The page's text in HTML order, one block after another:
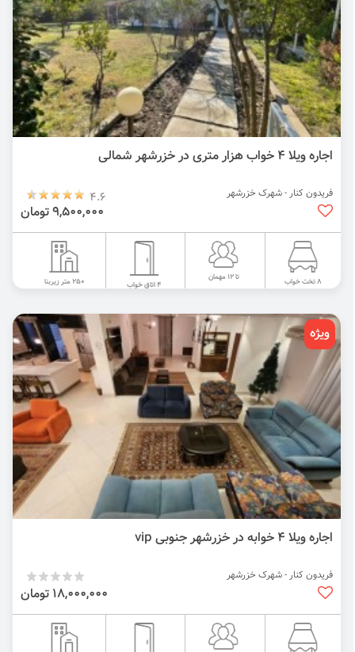
اجاره ویلا 4 خواب هزار متری در خزرشهر شمالی
فریدون کنار - شهرک خزرشهر 4.6
9,500,000 تومان
8 تخت خواب تا 12 مهمان
4 اتاق خواب 250 متر زیربنا
ویژه
اجاره ویلا 4 خوابه در خزرشهر جنوبی vip
فریدون کنار - شهرک خزرشهر
18,000,000 تومان